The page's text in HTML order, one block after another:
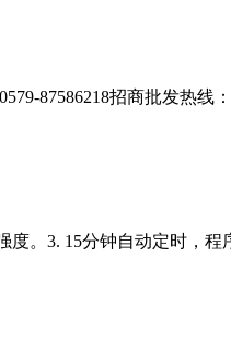
87586218招商批发热线：
度。3. 15分钟自动定时，程